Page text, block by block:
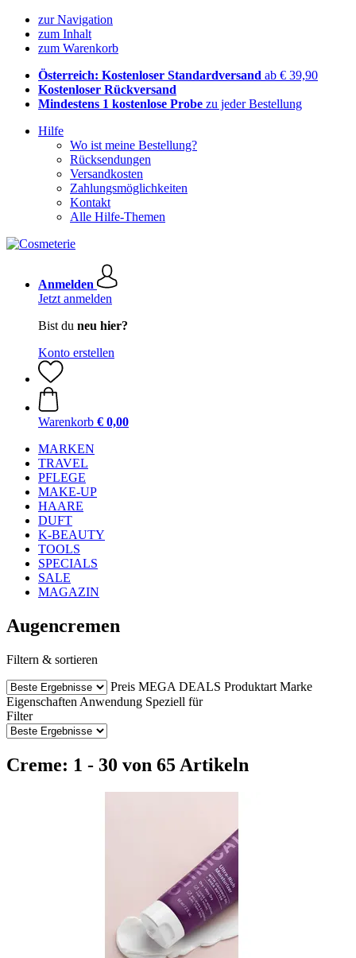
zur Navigation
zum Inhalt
zum Warenkorb
Österreich: Kostenloser Standardversand ab € 39,90
Kostenloser Rückversand
Mindestens 1 kostenlose Probe zu jeder Bestellung
Hilfe
Wo ist meine Bestellung?
Rücksendungen
Versandkosten
Zahlungsmöglichkeiten
Kontakt
Alle Hilfe-Themen
Anmelden
Jetzt anmelden
Bist du neu hier?
Konto erstellen
Warenkorb € 0,00
MARKEN
TRAVEL
PFLEGE
MAKE-UP
HAARE
DUFT
K-BEAUTY
TOOLS
SPECIALS
SALE
MAGAZIN
Augencremen
Filtern & sortieren
Preis MEGA DEALS Produktart Marke
Eigenschaften Anwendung Speziell für
Filter
Creme: 1 - 30 von 65 Artikeln